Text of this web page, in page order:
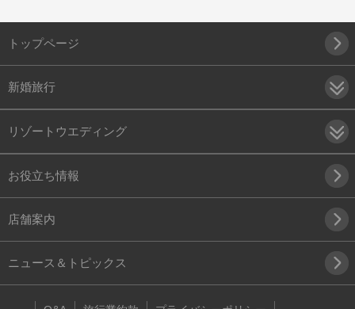
トップページ
新婚旅行
リゾートウエディング
お役立ち情報
店舗案内
ニュース＆トピックス